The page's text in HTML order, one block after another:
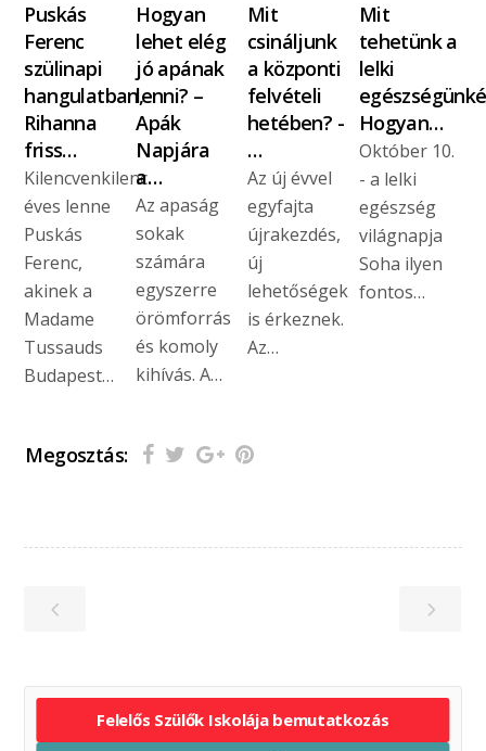
Puskás
Ferenc
szülinapi
hangulatban,
Rihanna
friss…
Kilencvenkilenc
éves lenne
Puskás
Ferenc,
akinek a
Madame
Tussauds
Budapest…
Hogyan
lehet elég
jó apának
lenni? –
Apák
Napjára
a…
Az apaság
sokak
számára
egyszerre
örömforrás
és komoly
kihívás. A…
Mit
csináljunk
a központi
felvételi
hetében? -
…
Az új évvel
egyfajta
újrakezdés,
új
lehetőségek
is érkeznek.
Az…
Mit
tehetünk a
lelki
Hogyan…
Október 10.
- a lelki
egészség
világnapja
Soha ilyen
fontos…
Megosztás:
Felelős Szülők Iskolája bemutatkozás